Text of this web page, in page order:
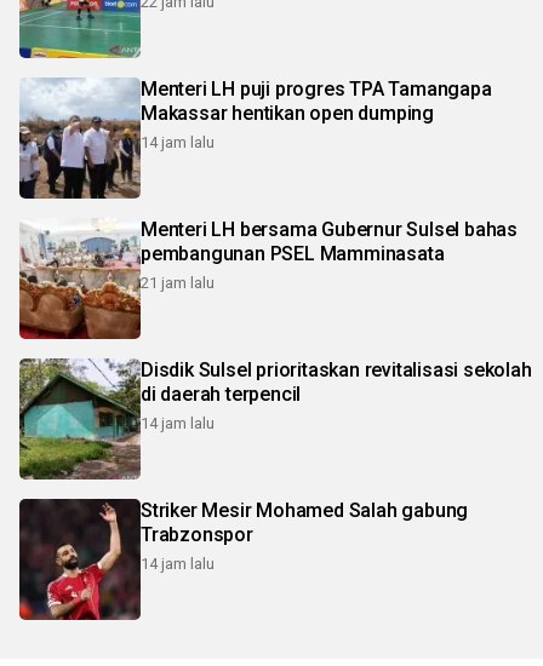
Menteri LH puji progres TPA Tamangapa
Makassar hentikan open dumping
14 jam lalu
Menteri LH bersama Gubernur Sulsel bahas
pembangunan PSEL Mamminasata
21 jam lalu
Disdik Sulsel prioritaskan revitalisasi sekolah
di daerah terpencil
14 jam lalu
Striker Mesir Mohamed Salah gabung
Trabzonspor
14 jam lalu